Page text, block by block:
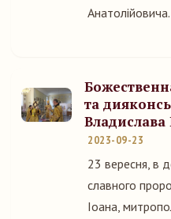
Анатолійовича.
та
Владислава
2023-09-23
23 вересня, в
славного
Іоана,